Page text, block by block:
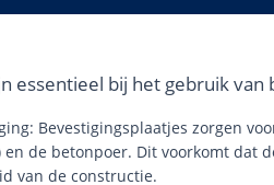
essentieel bij het gebruik
Bevestigingsplaatjes zorgen
de betonpoer. Dit voorkomt dat
van de constructie.